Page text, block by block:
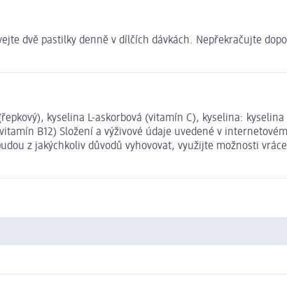
dvě pastilky denně v dílčích dávkách. Nepřekračujte
kyselina L-askorbová (vitamín C), kyselina:
B12) Složení a výživové údaje uvedené v
z jakýchkoliv důvodů vyhovovat, využijte možnosti